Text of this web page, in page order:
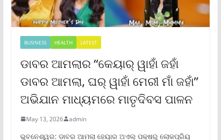
BUSINESS HEALTH LATEST
ଡାବର ଆମଲାର “କେୟାର୍ ୱାହାଁ ଜହାଁ
ଡାବର ଆମଲା, ଘର୍ ୱାହାଁ ମେରୀ ମାଁ ଜହାଁ”
ଅଭିଯାନ ମାଧ୍ୟମରେ ମାତୃଦିବସ ପାଳନ
May 13, 2026 admin
ଭୁବନେଶ୍ୱର: ଡାବର ଆମଲା ହେୟାର ଅଏଲ୍ ପକ୍ଷରୁ ଲୋକପ୍ରିୟ